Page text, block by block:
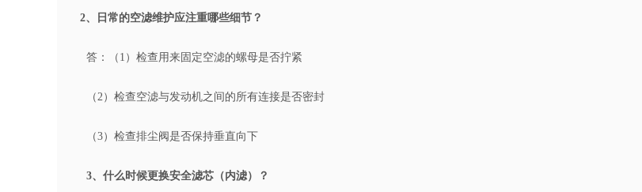
2、日常的空滤维护应注重哪些细节？
答：（1）检查用来固定空滤的螺母是否拧紧
（2）检查空滤与发动机之间的所有连接是否密封
（3）检查排尘阀是否保持垂直向下
3、什么时候更换安全滤芯（内滤）？